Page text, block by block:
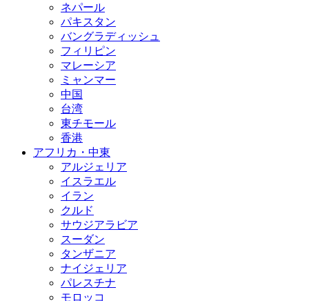
ネパール
パキスタン
バングラディッシュ
フィリピン
マレーシア
ミャンマー
中国
台湾
東チモール
香港
アフリカ・中東
アルジェリア
イスラエル
イラン
クルド
サウジアラビア
スーダン
タンザニア
ナイジェリア
パレスチナ
モロッコ